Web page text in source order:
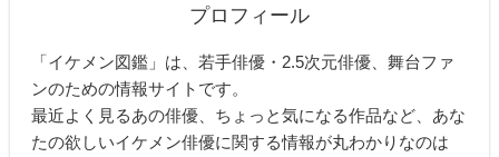
プロフィール
「イケメン図鑑」は、若手俳優・2.5次元俳優、舞台ファ
ンのための情報サイトです。
最近よく見るあの俳優、ちょっと気になる作品など、あな
たの欲しいイケメン俳優に関する情報が丸わかりなのは